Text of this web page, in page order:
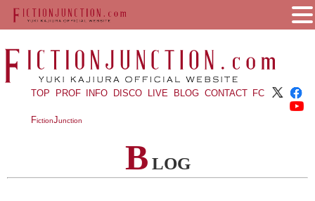
TOP PROF INFO DISCO LIVE BLOG CONTACT FC
FictionJunction
B LOG